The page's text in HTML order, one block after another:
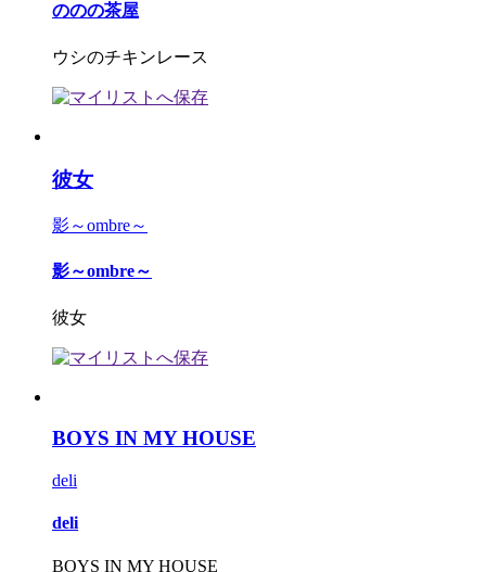
ののの茶屋
ウシのチキンレース
彼女
影～ombre～
影～ombre～
彼女
BOYS IN MY HOUSE
deli
deli
BOYS IN MY HOUSE